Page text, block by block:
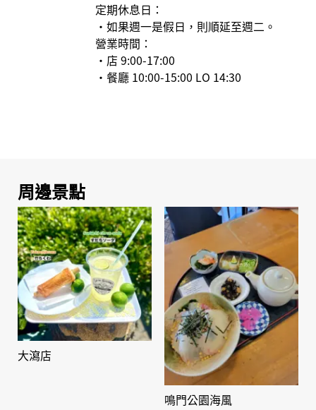
定期休息日：
・如果週一是假日，則順延至週二。
營業時間：
・店 9:00-17:00
・餐廳 10:00-15:00 LO 14:30
周邊景點
大瀉店
鳴門公園海風